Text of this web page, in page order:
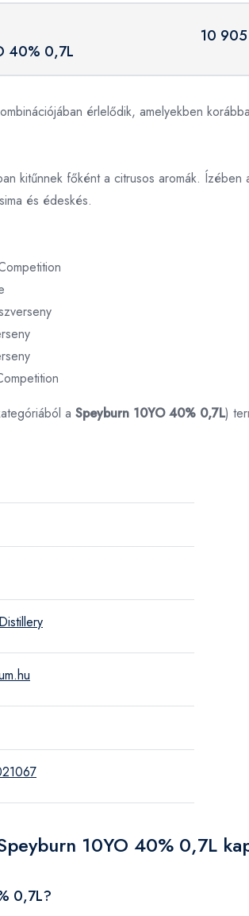
40% 0,7L
10
érlelődik, amelyekben
kitűnnek főként a citrusos aromák.
és édeskés.
a Speyburn 10YO 40% 0,7L)
10YO 40% 0,7L
0,7L?